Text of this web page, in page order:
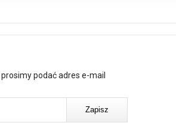
podać adres e-mail